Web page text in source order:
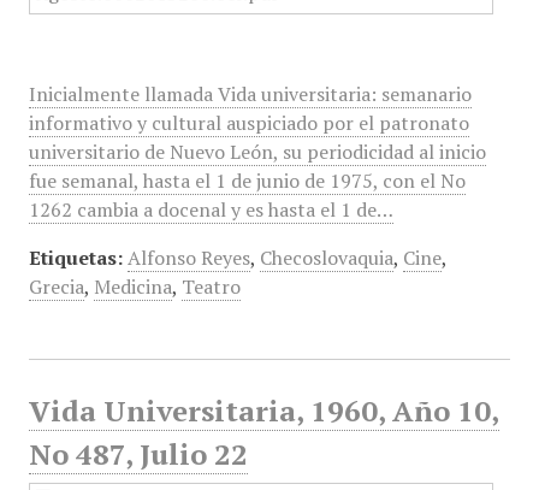
Inicialmente llamada Vida universitaria: semanario
informativo y cultural auspiciado por el patronato
universitario de Nuevo León, su periodicidad al inicio
fue semanal, hasta el 1 de junio de 1975, con el No
1262 cambia a docenal y es hasta el 1 de…
Etiquetas: Alfonso Reyes, Checoslovaquia, Cine,
Grecia, Medicina, Teatro
Vida Universitaria, 1960, Año 10,
No 487, Julio 22